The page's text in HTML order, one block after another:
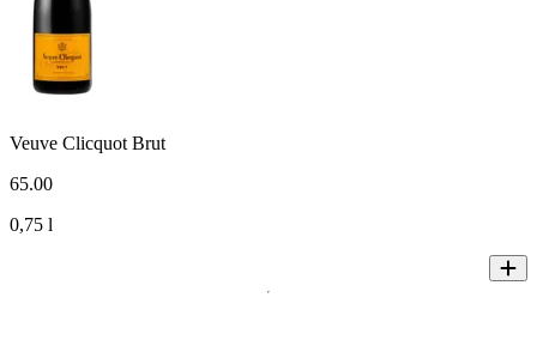
Veuve Clicquot Brut
65.00
0,75 l